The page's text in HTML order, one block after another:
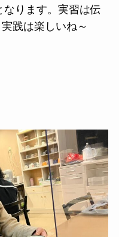
ります。実習は伝
実践は楽しいね～